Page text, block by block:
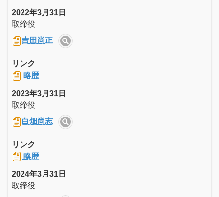
2022年3月31日
取締役
吉田尚正
リンク
略歴
2023年3月31日
取締役
白畑尚志
リンク
略歴
2024年3月31日
取締役